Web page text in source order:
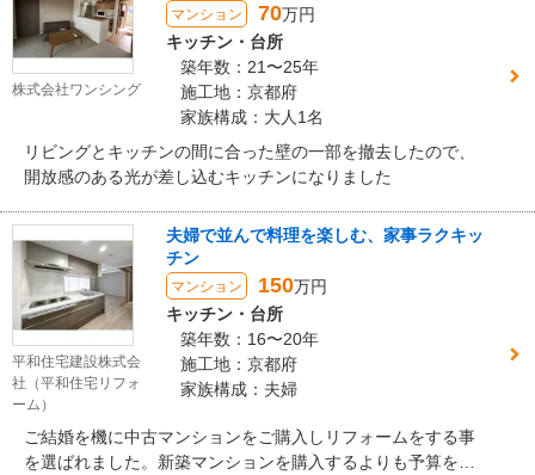
株式会社ワンシング
マンション 70万円
キッチン・台所
築年数：21〜25年
施工地：京都府
家族構成：大人1名
リビングとキッチンの間に合った壁の一部を撤去したので、
開放感のある光が差し込むキッチンになりました
平和住宅建設株式会
社（平和住宅リフォ
ーム）
夫婦で並んで料理を楽しむ、家事ラクキッ
チン
マンション 150万円
キッチン・台所
築年数：16〜20年
施工地：京都府
家族構成：夫婦
ご結婚を機に中古マンションをご購入しリフォームをする事
を選ばれました。新築マンションを購入するよりも予算を抑